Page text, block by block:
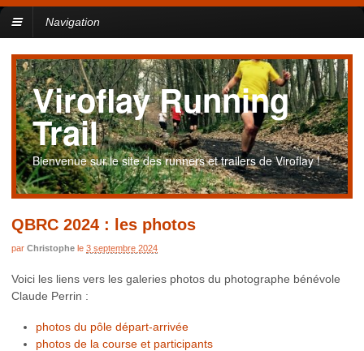
Navigation
Viroflay Running
Trail
Bienvenue sur le site des runners et trailers de Viroflay !
QBRC 2024 : les photos
par Christophe le 3 septembre 2024
Voici les liens vers les galeries photos du photographe bénévole
Claude Perrin :
photos du pôle départ-arrivée
photos de la course et participants